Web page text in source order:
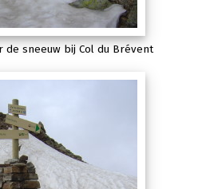
de sneeuw bij Col du Brévent